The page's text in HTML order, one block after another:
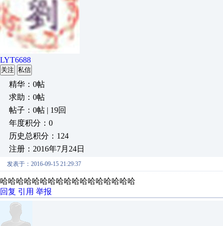
LYT6688
关注 私信
精华：0帖
求助：0帖
帖子：0帖 | 19回
年度积分：0
历史总积分：124
注册：2016年7月24日
发表于：2016-09-15 21:29:37
哈哈哈哈哈哈哈哈哈哈哈哈哈哈哈哈哈
回复 引用 举报